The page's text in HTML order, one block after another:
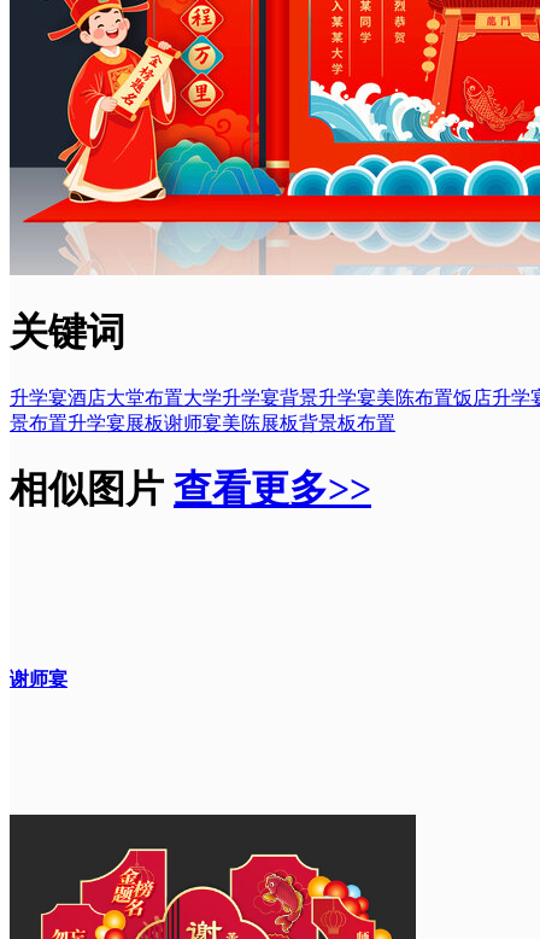
关键词
升学宴酒店大堂布置大学升学宴背景升学宴美陈布置饭店升学
景布置升学宴展板谢师宴美陈展板背景板布置
相似图片 查看更多>>
谢师宴